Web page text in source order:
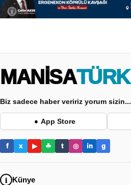
MANİSA TÜRK
Biz sadece haber veririz yorum sizin...
● App Store
f x ▶ ☘ t ◎ in g
Künye